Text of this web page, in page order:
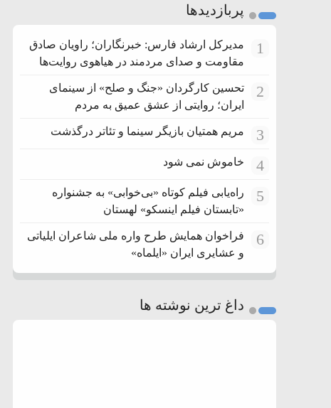
پربازدیدها
1
مدیرکل ارشاد فارس: خبرنگاران؛ راویان صادق
مقاومت و صدای مردمند در هیاهوی روایت‌ها
2
تحسین کارگردان «جنگ و صلح» از سینمای
ایران؛ روایتی از عشق عمیق به مردم
3 مریم همتیان بازیگر سینما و تئاتر درگذشت
4 خاموش نمی شود
5
راه‌یابی فیلم کوتاه «بی‌خوابی» به جشنواره
«تابستان فیلم اینسکو» لهستان
6
فراخوان همایش طرح واره ملی شاعران ایلیاتی
و عشایری ایران «ایلماه»
داغ ترین نوشته ها